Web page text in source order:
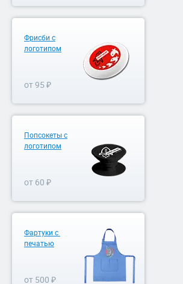
Фрисби с
логотипом
от 95 ₽
Попсокеты с
логотипом
от 60 ₽
Фартуки с
печатью
от 500 ₽